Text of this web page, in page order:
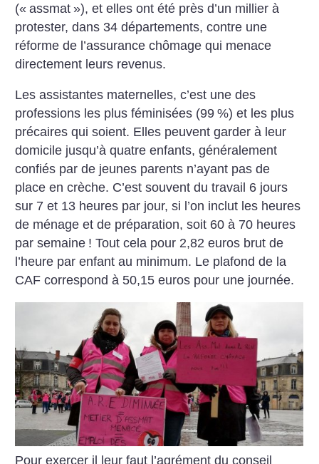
(« assmat »), et elles ont été près d’un millier à
protester, dans 34 dépar­tements, contre une
réforme de l’assurance chômage qui menace
directement leurs revenus.
Les assistantes maternelles, c’est une des
professions les plus féminisées (99 %) et les plus
précaires qui soient. Elles peuvent garder à leur
domicile jusqu’à quatre enfants, généralement
confiés par de jeunes parents n’ayant pas de
place en crèche. C’est souvent du travail 6 jours
sur 7 et 13 heures par jour, si l’on inclut les heures
de ménage et de préparation, soit 60 à 70 heures
par semaine ! Tout cela pour 2,82 euros brut de
l’heure par enfant au minimum. Le plafond de la
CAF correspond à 50,15 euros pour une journée.
Pour exercer il leur faut l’agrément du conseil